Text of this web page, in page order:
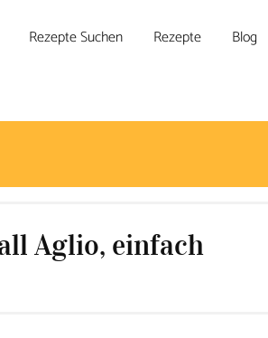
Rezepte Suchen Rezepte Blog
Aglio, einfach